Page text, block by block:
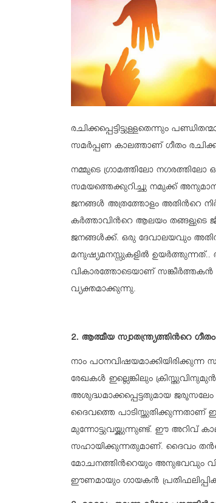
രചിക്കപ്പെട്ടിട്ടുള്ളതെന്നും
സമര്‍പ്പണ കാലത്താണ് ഗീതം
നമ്മുടെ ഗ്രാമത്തിലോ
സമയത്തെക്കുറിച്ചു നമുക്ക്
ജനങ്ങള്‍ അത്രത്തോളം അതിന്‍റെ
കര്‍ത്താവിന്‍റെ ആലയം തങ്ങളുടെ
ജനങ്ങള്‍ക്ക്. ഒരു ദേവാലയവും
മനുഷ്യമനസ്സുകളില്‍
വികാരത്തോടെയാണ് സങ്കീര്‍ത്തകന്‍
വ്യക്തമാക്കുന്നു.
2. ആത്മീയ സ്വാതന്ത്ര്യത്തിന്‍റെ ഗീതം
നാം പഠനവിഷയമാക്കിയിരിക്കുന്ന
രേഖകള്‍ ഇല്ലെങ്കിലും
അശുദ്ധമാക്കപ്പെട്ടതുമായ
ദൈവത്തെ പാടിസ്തുതിക്കുന്നതാണ്
മുന്നോട്ടുവയ്ക്കുന്നുണ്ട്. ഈ അറിവ്
സഹായിക്കുന്നതുമാണ്. ദൈവം
മോചനത്തിന്‍റെയും അനുഭവവും
ഈണമായും ഗായകന്‍